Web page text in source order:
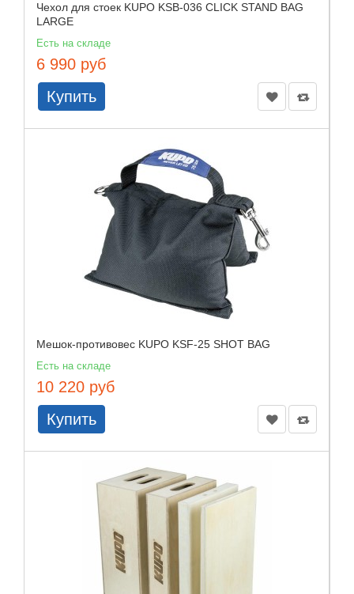
Чехол для стоек KUPO KSB-036 CLICK STAND BAG
LARGE
Есть на складе
6 990 руб
Купить
Мешок-противовес KUPO KSF-25 SHOT BAG
Есть на складе
10 220 руб
Купить